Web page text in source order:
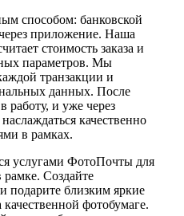
способом: банковской
приложение. Наша
стоимость заказа и
параметров. Мы
транзакции и
данных. После
работу, и уже через
качественно
в рамках.
услугами ФотоПочты для
рамке. Создайте
подарите близким яркие
фотобумаге.